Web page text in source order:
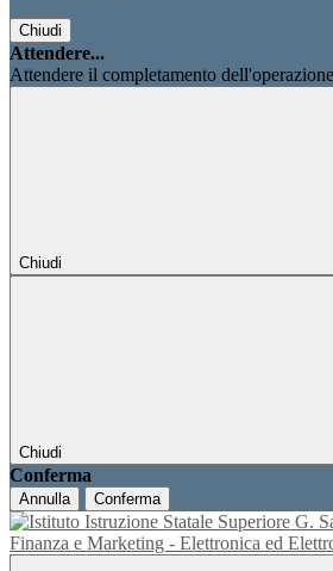
Chiudi
Attendere...
Attendere il completamento
Chiudi
Chiudi
Conferma
Annulla Conferma
Finanza e Marketing - Elettronica ed